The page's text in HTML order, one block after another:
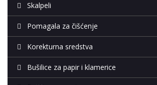
Skalpeli
Pomagala za čišćenje
Korekturna sredstva
Bušilice za papir i klamerice